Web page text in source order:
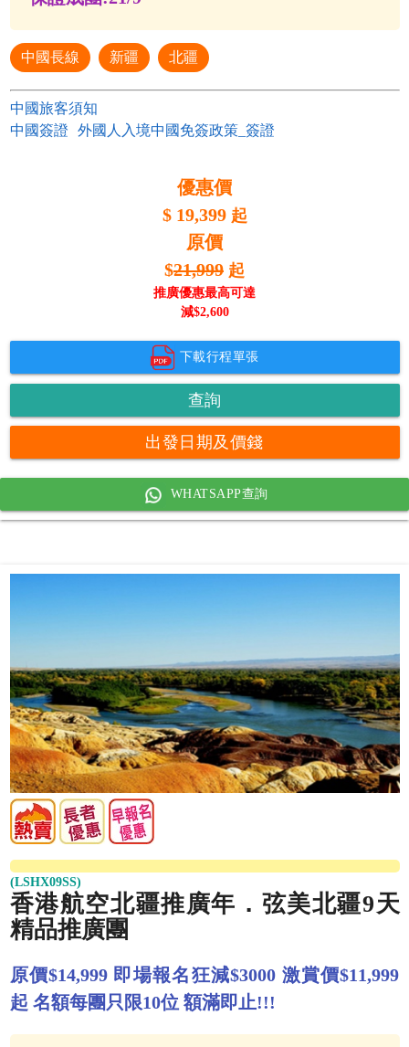
中國長線 新疆 北疆
中國旅客須知
中國簽證
外國人入境中國免簽政策_簽證
優惠價
$ 19,399 起
原價
$21,999 起
推廣優惠最高可達
減$2,600
下載行程單張
查詢
出發日期及價錢
WHATSAPP查詢
(LSHX09SS)
香港航空北疆推廣年．弦美北疆9天
精品推廣團
原價$14,999 即場報名狂減$3000 激賞價$11,999
起 名額每團只限10位 額滿即止!!!